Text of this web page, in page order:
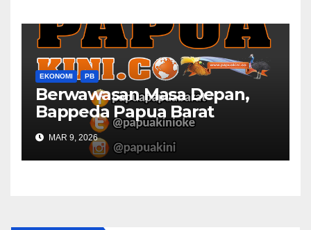
EKONOMI PB
Berwawasan Masa Depan,
Bappeda Papua Barat
Konsultasi Publik RKPD 2027
MAR 9, 2026